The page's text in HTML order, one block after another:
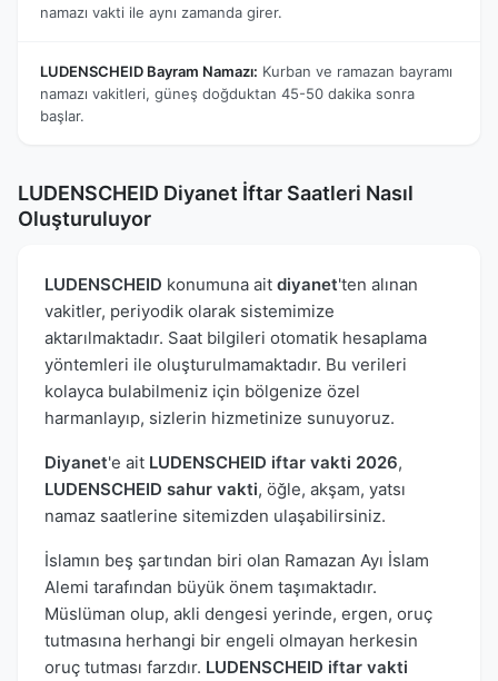
namazı vakti ile aynı zamanda girer.
LUDENSCHEID Bayram Namazı: Kurban ve ramazan bayramı
namazı vakitleri, güneş doğduktan 45-50 dakika sonra
başlar.
LUDENSCHEID Diyanet İftar Saatleri Nasıl
Oluşturuluyor
LUDENSCHEID konumuna ait diyanet'ten alınan
vakitler, periyodik olarak sistemimize
aktarılmaktadır. Saat bilgileri otomatik hesaplama
yöntemleri ile oluşturulmamaktadır. Bu verileri
kolayca bulabilmeniz için bölgenize özel
harmanlayıp, sizlerin hizmetinize sunuyoruz.
Diyanet'e ait LUDENSCHEID iftar vakti 2026,
LUDENSCHEID sahur vakti, öğle, akşam, yatsı
namaz saatlerine sitemizden ulaşabilirsiniz.
İslamın beş şartından biri olan Ramazan Ayı İslam
Alemi tarafından büyük önem taşımaktadır.
Müslüman olup, akli dengesi yerinde, ergen, oruç
tutmasına herhangi bir engeli olmayan herkesin
oruç tutması farzdır. LUDENSCHEID iftar vakti